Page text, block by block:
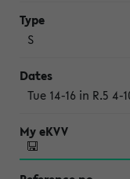
S
Tue 14-16 in R.5 4-